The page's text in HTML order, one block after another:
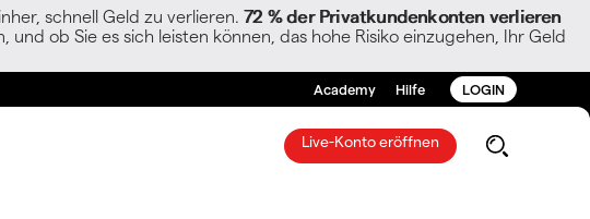
schnell Geld zu verlieren.72 % der Privatkundenkonten verlieren
ob Sie es sich leisten können, das hohe Risiko einzugehen, Ihr Geld
Academy Hilfe LOGIN
Live-Konto eröffnen